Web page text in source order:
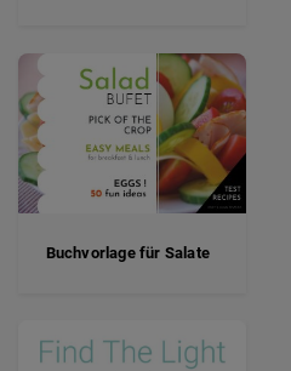
Buchvorlage für Salate